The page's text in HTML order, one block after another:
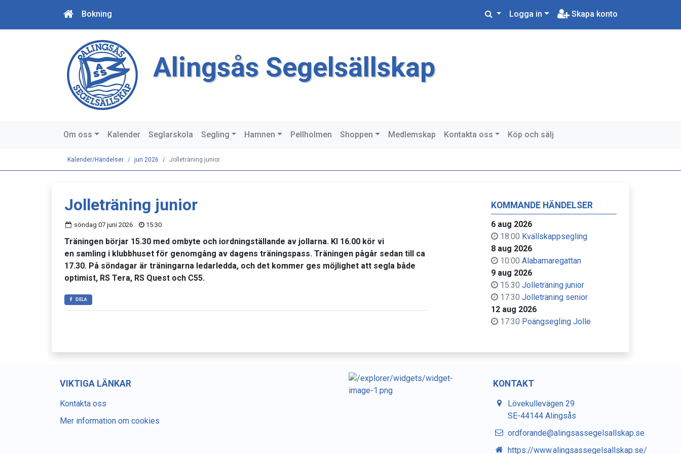
Bokning Logga in Skapa konto
Alingsås Segelsällskap
Om oss Kalender Seglarskola Segling Hamnen Pellholmen Shoppen Medlemskap Kontakta oss Köp och sälj
Kalender/Händelser jun 2026 Jolleträning junior
KOMMANDE HÄNDELSER
6 aug 2026
18:00 Kvällskappsegling
8 aug 2026
10:00 Alabamaregattan
9 aug 2026
15:30 Jolleträning junior
17:30 Jolleträning senior
12 aug 2026
17:30 Poängsegling Jolle
Jolleträning junior
söndag 07 juni 2026 15:30
Träningen börjar 15.30 med ombyte och iordningställande av jollarna. Kl 16.00 kör vi
en samling i klubbhuset för genomgång av dagens träningspass. Träningen pågår sedan till ca
17.30. På söndagar är träningarna ledarledda, och det kommer ges möjlighet att segla både
optimist, RS Tera, RS Quest och C55.
DELA
VIKTIGA LÄNKAR
Kontakta oss
Mer information om cookies
KONTAKT
Lövekullevägen 29
SE-44144 Alingsås
ordforande@alingsassegelsallskap.se
https://www.alingsassegelsallskap.se/